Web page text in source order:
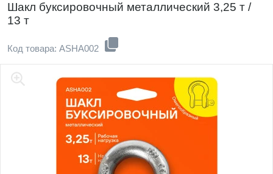
Шакл буксировочный металлический 3,25 т /
13 т
Код товара: ASHA002